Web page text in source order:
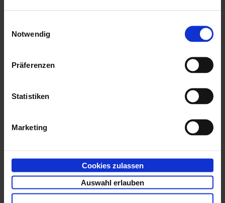
Notwendig
Präferenzen
Statistiken
Marketing
Cookies zulassen
Auswahl erlauben
Die Scanfenster der TWAIN-Schnittstelle und der
Scan-Subprogramme, die auf Technologien von